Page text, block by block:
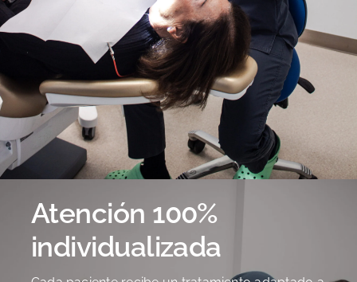
Atención 100%
individualizada